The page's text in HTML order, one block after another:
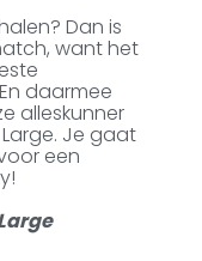
Dan is
want het
daarmee
alleskunner
Je gaat
een